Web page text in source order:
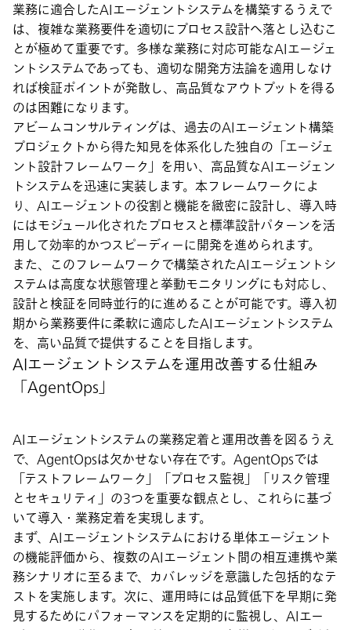
業務に適合したAIエージェントシステムを構築するうえで
は、複雑な業務要件を適切にプロセス設計へ落とし込むこ
とが極めて重要です。多様な業務に対応可能なAIエージェ
ントシステムであっても、適切な開発方法論を適用しなけ
れば検証ポイントが発散し、高品質なアウトプットを得る
のは困難になります。
アビームコンサルティングは、過去のAIエージェント構築
プロジェクトから得た知見を体系化した独自の「エージェ
ント設計フレームワーク」を用い、高品質なAIエージェン
トシステムを迅速に実装します。本フレームワークによ
り、AIエージェントの役割と機能を緻密に設計し、導入時
にはモジュール化されたプロセスと標準設計パターンを活
用して効率的かつスピーディーに開発を進められます。
また、このフレームワークで構築されたAIエージェントシ
ステムは高度な状態管理と挙動モニタリングにも対応し、
設計と検証を同時並行的に進めることが可能です。導入初
期から業務要件に柔軟に適応したAIエージェントシステム
を、高い品質で提供することを目指します。
AIエージェントシステムを運用改善する仕組み
「AgentOps」
AIエージェントシステムの業務定着と運用改善を図るうえ
で、AgentOpsは欠かせない存在です。AgentOpsでは
「テストフレームワーク」「プロセス監視」「リスク管理
とセキュリティ」の3つを重要な観点とし、これらに基づ
いて導入・業務定着を実現します。
まず、AIエージェントシステムにおける単体エージェント
の機能評価から、複数のAIエージェント間の相互連携や業
務シナリオに至るまで、カバレッジを意識した包括的なテ
ストを実施します。次に、運用時には品質低下を早期に発
見するためにパフォーマンスを定期的に監視し、AIエー